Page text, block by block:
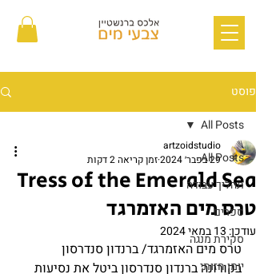
פוסט
All Posts
תהליך עבודה
ספרים
סקירת מנגה
יומן חזותי
All Posts
Tress of the Emerald Sea
טרס מים האזמרגד
artzoidstudio
29 בפבר׳ 2024
זמן קריאה 2 דקות
עודכן: 13 במאי 2024
טרס מים האזמרגד/ ברנדון סנדרסון
בקורונה ברנדון סנדרסון ביטל את נסיעות